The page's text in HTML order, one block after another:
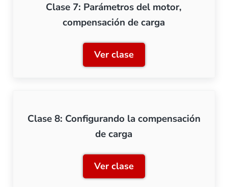
Clase 7: Parámetros del motor,
compensación de carga
Ver claseClase 7: Parámetros del
Clase 8: Configurando la compensación
de carga
Ver claseClase 8: Configurando la